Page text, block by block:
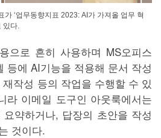
가 ‘업무동향지표 2023: AI가 가져올 업무 혁
있다.
으로 흔히 사용하며 MS오피스
등에 AI기능을 적용해 문서 작성
작성 등의 작업을 수행할 수 있
라 이메일 도구인 아웃룩에서는
약하거나, 답장의 초안을 작성
것이다.